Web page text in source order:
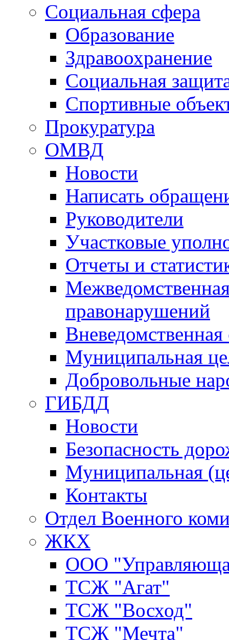
Социальная сфера
Образование
Здравоохранение
Социальная
Спортивные
Прокуратура
ОМВД
Новости
Написать
Руководители
Участковые
Отчеты и
правонарушений
Вневедомственная
Муниципальная
Добровольные
ГИБДД
Новости
Безопасность
Муниципальная
Контакты
Отдел Военного
ЖКХ
ООО
ТСЖ "Агат"
ТСЖ "Восход"
ТСЖ "Мечта"